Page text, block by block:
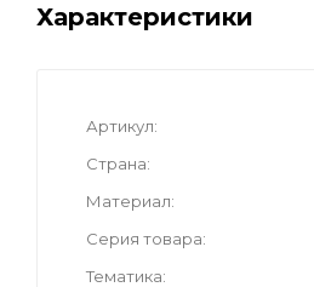
Характеристики
Артикул
Страна
Материал
Серия товара
Тематика